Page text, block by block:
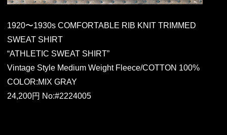
1920〜1930s COMFORTABLE RIB KNIT TRIMMED
SWEAT SHIRT
“ATHLETIC SWEAT SHIRT”
Vintage Style Medium Weight Fleece/COTTON 100%
COLOR:MIX GRAY
24,200円 No:#2224005